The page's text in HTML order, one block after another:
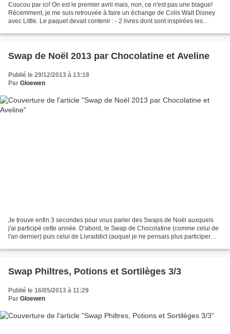
Coucou par ici! On est le premier avril mais, non, ce n'est pas une blague!
Récemment, je me suis retrouvée à faire un échange de Colis Walt Disney
avec Little. Le paquet devait contenir : - 2 livres dont sont inspirées les
Swap de Noël 2013 par Chocolatine et Aveline
Publié le 29/12/2013 à 13:18
Par Gloewen
Je trouve enfin 3 secondes pour vous parler des Swaps de Noël auxquels
j'ai participé cette année. D'abord, le Swap de Chocolatine (comme celui de
l'an dernier) puis celui de Livraddict (auquel je ne pensais plus participer
Swap Philtres, Potions et Sortilèges 3/3
Publié le 16/05/2013 à 11:29
Par Gloewen